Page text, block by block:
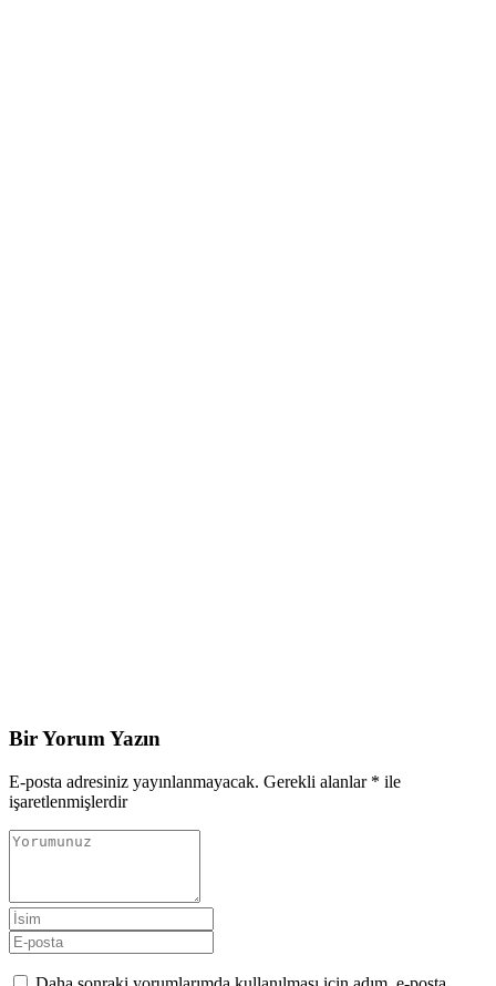
Bir Yorum Yazın
E-posta adresiniz yayınlanmayacak. Gerekli alanlar * ile
işaretlenmişlerdir